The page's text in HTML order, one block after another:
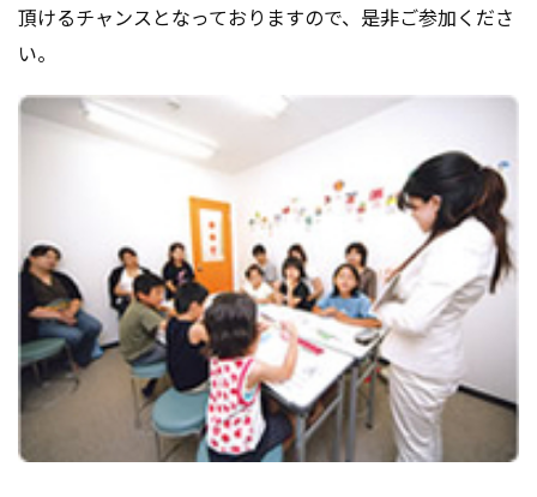
頂けるチャンスとなっておりますので、是非ご参加くださ
い。